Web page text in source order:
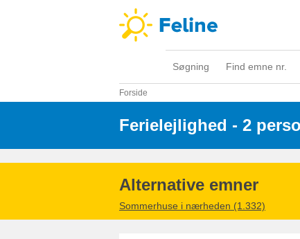
Søgning Find emne nr.
Forside
Ferielejlighed - 2
Alternative emner
Sommerhuse i nærheden (1.332)